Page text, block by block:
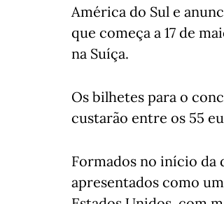
América do Sul e
que começa a 17 de
na Suíça.
Os bilhetes para o
custarão entre os 55
Formados no início da
apresentados como